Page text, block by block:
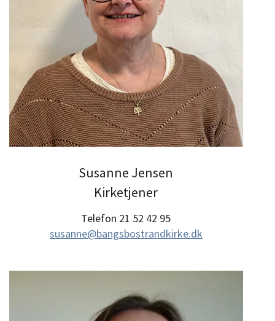
Susanne Jensen
Kirketjener
Telefon 21 52 42 95
susanne@bangsbostrandkirke.dk